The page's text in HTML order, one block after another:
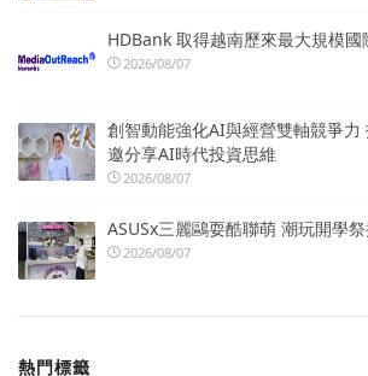
HDBank 取得越南歷來最大規模國
2026/08/07
創智動能強化AI與經營雙軸競爭力
邀分享AI時代投資思維
2026/08/07
ASUSx三麗鷗耍酷聯萌 潮玩開學祭
2026/08/07
熱門標籤